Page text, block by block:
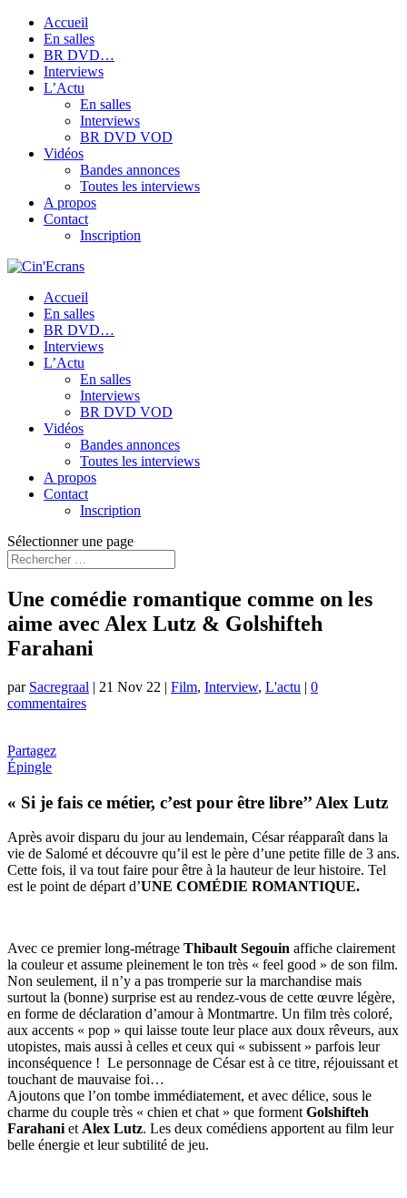
Accueil
En salles
BR DVD…
Interviews
L’Actu
En salles
Interviews
BR DVD VOD
Vidéos
Bandes annonces
Toutes les interviews
A propos
Contact
Inscription
Accueil
En salles
BR DVD…
Interviews
L’Actu
En salles
Interviews
BR DVD VOD
Vidéos
Bandes annonces
Toutes les interviews
A propos
Contact
Inscription
Sélectionner une page
Une comédie romantique comme on les
aime avec Alex Lutz & Golshifteh
Farahani
par Sacregraal | 21 Nov 22 | Film, Interview, L'actu | 0
commentaires
Partagez
Épingle
« Si je fais ce métier, c’est pour être libre’’ Alex Lutz
Après avoir disparu du jour au lendemain, César réapparaît dans la
vie de Salomé et découvre qu’il est le père d’une petite fille de 3 ans.
Cette fois, il va tout faire pour être à la hauteur de leur histoire. Tel
est le point de départ d’UNE COMÉDIE ROMANTIQUE.
Avec ce premier long-métrage Thibault Segouin affiche clairement
la couleur et assume pleinement le ton très « feel good » de son film.
Non seulement, il n’y a pas tromperie sur la marchandise mais
surtout la (bonne) surprise est au rendez-vous de cette œuvre légère,
en forme de déclaration d’amour à Montmartre. Un film très coloré,
aux accents « pop » qui laisse toute leur place aux doux rêveurs, aux
utopistes, mais aussi à celles et ceux qui « subissent » parfois leur
inconséquence ! Le personnage de César est à ce titre, réjouissant et
touchant de mauvaise foi…
Ajoutons que l’on tombe immédiatement, et avec délice, sous le
charme du couple très « chien et chat » que forment Golshifteh
Farahani et Alex Lutz. Les deux comédiens apportent au film leur
belle énergie et leur subtilité de jeu.